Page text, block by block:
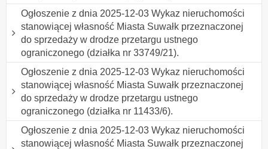
Ogłoszenie z dnia 2025-12-03 Wykaz nieruchomości
stanowiącej własność Miasta Suwałk przeznaczonej
do sprzedaży w drodze przetargu ustnego
ograniczonego (działka nr 33749/21).
Ogłoszenie z dnia 2025-12-03 Wykaz nieruchomości
stanowiącej własność Miasta Suwałk przeznaczonej
do sprzedaży w drodze przetargu ustnego
ograniczonego (działka nr 11433/6).
Ogłoszenie z dnia 2025-12-03 Wykaz nieruchomości
stanowiącej własność Miasta Suwałk przeznaczonej